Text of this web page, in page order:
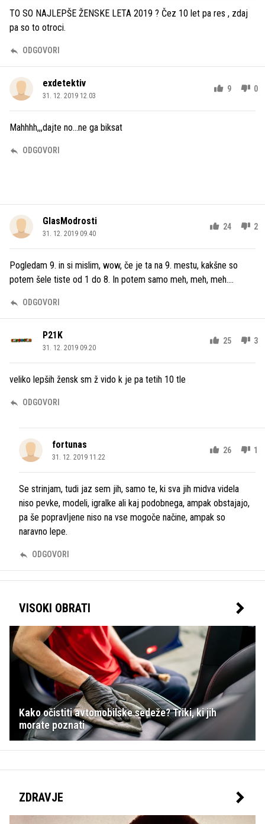
TO SO NAJLEPŠE ŽENSKE LETA 2019 ? Čez 10 let pa res , zdaj
pa so to otroci.
ODGOVORI
exdetektiv
31. 12. 2019 12.03
9 0
Mahhhh,,,dajte no...ne ga biksat
ODGOVORI
GlasModrosti
31. 12. 2019 09.40
24 2
Pogledam 9. in si mislim, wow, če je ta na 9. mestu, kakšne so
potem šele tiste od 1 do 8. In potem samo meh, meh, meh....
ODGOVORI
P21K
31. 12. 2019 09.20
25 3
veliko lepših žensk sm ž vido k je pa tetih 10 tle
ODGOVORI
fortunas
31. 12. 2019 11.22
26 1
Se strinjam, tudi jaz sem jih, samo te, ki sva jih midva videla
niso pevke, modeli, igralke ali kaj podobnega, ampak obstajajo,
pa še popravljene niso na vse mogoče načine, ampak so
naravno lepe.
ODGOVORI
VISOKI OBRATI
Kako očistiti avtomobilske sedeže? Triki, ki jih
morate poznati
ZDRAVJE